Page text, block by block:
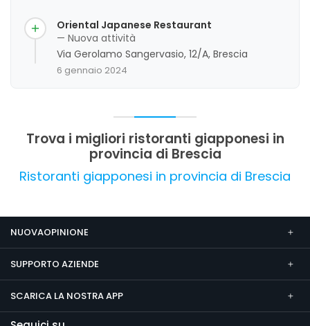
Oriental Japanese Restaurant
— Nuova attività
Via Gerolamo Sangervasio, 12/A, Brescia
6 gennaio 2024
Trova i migliori ristoranti giapponesi in
provincia di Brescia
Ristoranti giapponesi in provincia di Brescia
NUOVAOPINIONE
SUPPORTO AZIENDE
SCARICA LA NOSTRA APP